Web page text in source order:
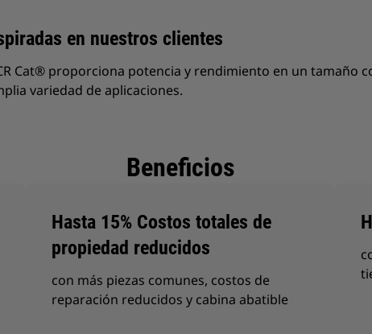
en nuestros clientes
Cat® proporciona potencia y rendimiento en un tamaño
variedad de aplicaciones.
Beneficios
Hasta 15% Costos totales de
propiedad reducidos
con más piezas comunes, costos de
reparación reducidos y cabina abatible